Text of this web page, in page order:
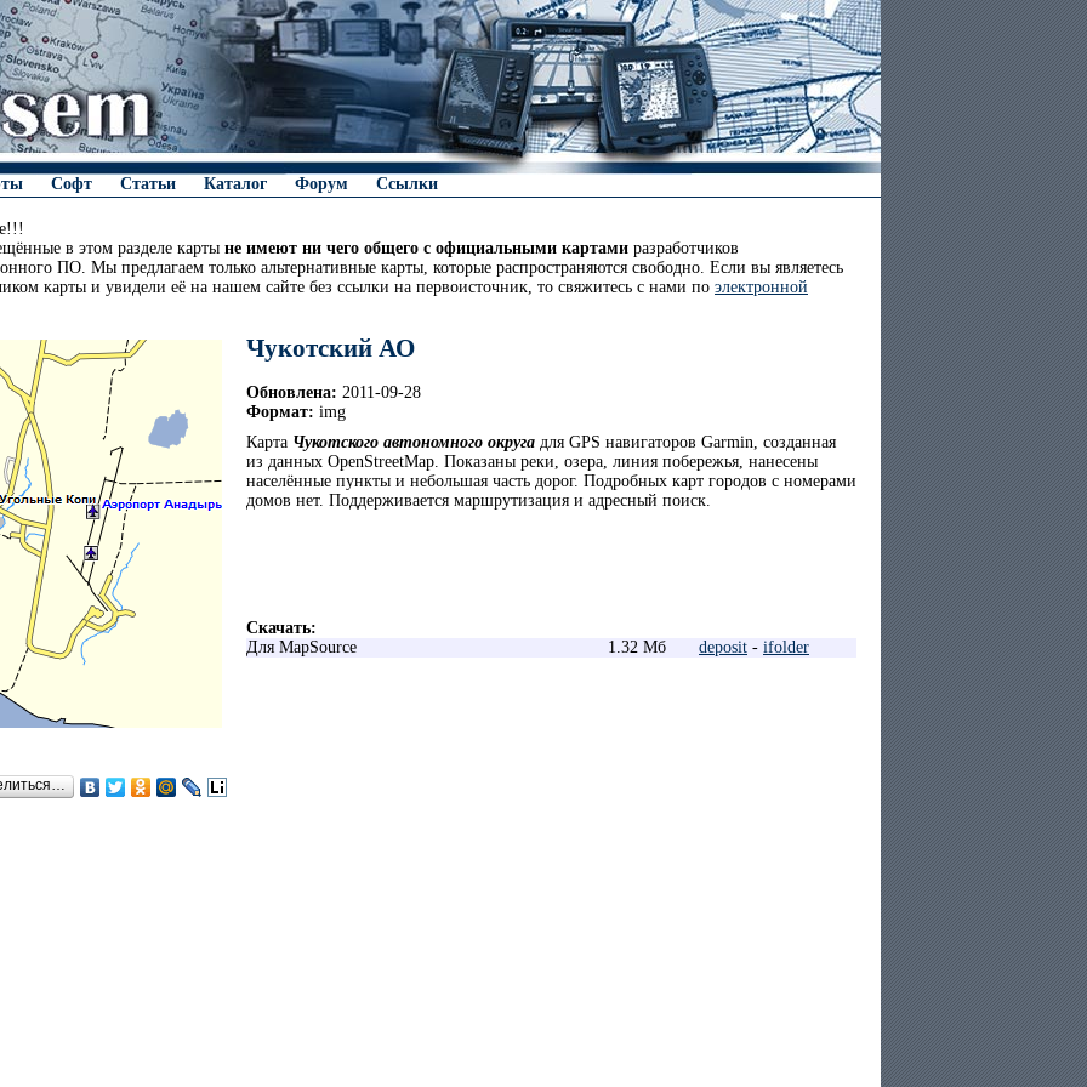
Софт Статьи Каталог Форум Ссылки
в этом разделе карты не имеют ни чего общего с официальными картами разработчиков
ПО. Мы предлагаем только альтернативные карты, которые распространяются свободно. Если вы являетесь
карты и увидели её на нашем сайте без ссылки на первоисточник, то свяжитесь с нами по электронной
Чукотский АО
Обновлена: 2011-09-28
Формат: img
Карта Чукотского автономного округа для GPS навигаторов Garmin, созданная
из данных OpenStreetMap. Показаны реки, озера, линия побережья, нанесены
населённые пункты и небольшая часть дорог. Подробных карт городов с номерами
домов нет. Поддерживается маршрутизация и адресный поиск.
Скачать:
Для MapSource
1.32 Мб deposit - ifolder